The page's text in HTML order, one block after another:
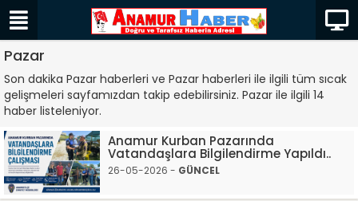
Pazar
Son dakika Pazar haberleri ve Pazar haberleri ile ilgili tüm sıcak
gelişmeleri sayfamızdan takip edebilirsiniz. Pazar ile ilgili 14
haber listeleniyor.
Anamur Kurban Pazarında
Vatandaşlara Bilgilendirme Yapıldı..
26-05-2026 - GÜNCEL